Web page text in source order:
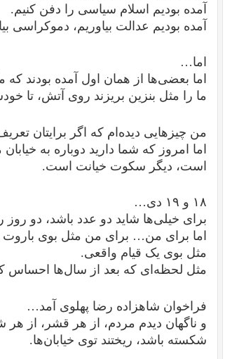
آمده بودیم اسلام سیاسی را دفن کنیم.
آمده بودیم عدالت بیاوریم، دموکراسی
اما…
اما بعضی‌ها از همان اول آمده بودند که
ما را مثل بنزین بریزند روی آتش، تا
من چیزهایی دیده‌ام که اگر برایتان
اما امروز که شما دارید دوباره به
است، دیگر سکوت خیانت است.
۱۸ و ۱۹ دی…
برای خیلی‌ها شاید دو عدد باشد، دو روز
اما برای من… برای من مثل بوی باروت
مثل بوی یک قیام واقعی.
مثل لحظه‌ای که بعد از سال‌ها احساس
فراخوان شاهزاده رضا پهلوی آمد…
و ناگهان دیدم مردم، از هر قشر، از
شکسته باشد، ریختند توی خیابان‌ها.